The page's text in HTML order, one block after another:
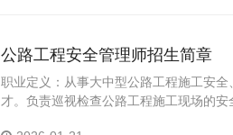
公路工程安全管理师招生简章
职业定义：从事大中型公路工程施工安
才。负责巡视检查公路工程施工现场的